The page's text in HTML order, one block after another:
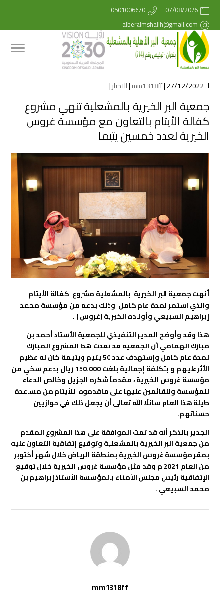
07/08/2026
0501006670
alberalmshalih@gmail.com
لـ mm1318ff| 27/12/2022 | الاخبار|
جمعية البر الخيرية بالمشعلية تنهي مشروع
كفالة الأيتام بالتعاون مع مؤسسة غروس
الخيرية لعدد خمسين يتيماً
أنهت جمعية البر الخيرية بالمشعلية مشروع كفالة الأيتام
والذي استمر لمدة عام كامل وذلك بدعم من مؤسسة محمد
إبراهيم السبيعي وأولاده الخيرية (غروس ) .
هذا وقد وأوضح المدير التنفيذي للجمعية الأستاذ أحمد بن
مبارك الهمامي أن الجمعية قد نفذت هذا المشروع المبارك
لمدة عام كامل وإستهدف عدد 50 يتيم ويتيمة كان له عظيم
الأثرعليهم و بتكلفة إجمالية بلغت 150.000 ريال بدعم سخي من
مؤسسة غروس الخيرية ، مقدماً شكره الجزيل وخالص الدعاء
للمؤسسة وللقائمين عليها على ماقدموه للأيتام من مساعدة
طيلة هذا العام سائلًا الله تعالى أن يجعل ذلك في موازيين
حسناتهم.
الجدير بالذكر أنه قد تمت الموافقة على هذا المشروع المقدم
من جمعية البر الخيرية بالمشعلية وتوقيع إتفاقية التعاون عليه
بمقر مؤسسة غروس الخيرية بمنطقة الرياض خلال شهر أكتوبر
من العام 2021 م وقد مثل مؤسسة غروس الخيرية خلال توقيع
الإتفاقية رئيس مجلس الأمناء بالمؤسسة الأستاذ إبراهيم بن
محمد السبيعي .
mm1318ff